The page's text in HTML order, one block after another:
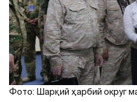
Фото: Шарқий ҳарбий округ